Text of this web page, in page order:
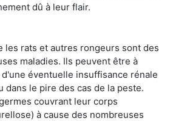
dû à leur flair.
les rats et autres rongeurs sont des
maladies. Ils peuvent être à
éventuelle insuffisance rénale
dans le pire des cas de la peste.
couvrant leur corps
à cause des nombreuses